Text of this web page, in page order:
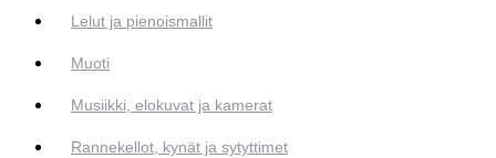
Lelut ja pienoismallit
Muoti
Musiikki, elokuvat ja kamerat
Rannekellot, kynät ja sytyttimet